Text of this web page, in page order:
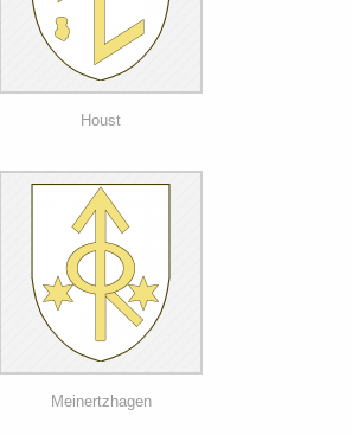
Houst
Meinertzhagen